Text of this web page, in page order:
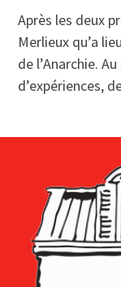
Après les deux
Merlieux qu’a
de l’Anarchie.
d’expériences,